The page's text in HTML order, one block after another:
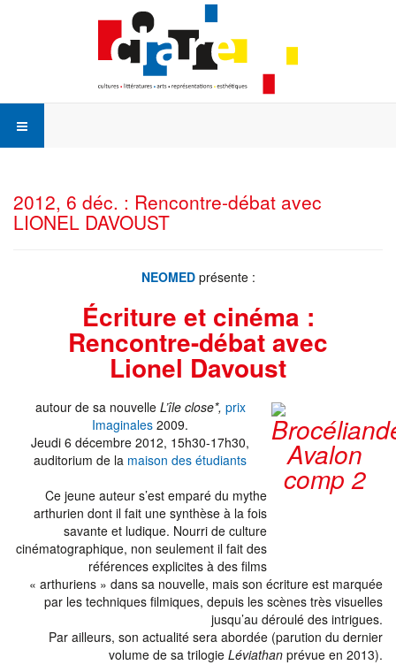
2012, 6 déc. : Rencontre-débat avec
LIONEL DAVOUST
NEOMED présente :
Écriture et cinéma :
Rencontre-débat avec
Lionel Davoust
autour de sa nouvelle L’île close*, prix
Imaginales 2009.
Jeudi 6 décembre 2012, 15h30-17h30,
auditorium de la maison des étudiants
Ce jeune auteur s’est emparé du mythe
arthurien dont il fait une synthèse à la fois
savante et ludique. Nourri de culture
cinématographique, non seulement il fait des
références explicites à des films
« arthuriens » dans sa nouvelle, mais son écriture est marquée
par les techniques filmiques, depuis les scènes très visuelles
jusqu’au déroulé des intrigues.
Par ailleurs, son actualité sera abordée (parution du dernier
volume de sa trilogie Léviathan prévue en 2013).